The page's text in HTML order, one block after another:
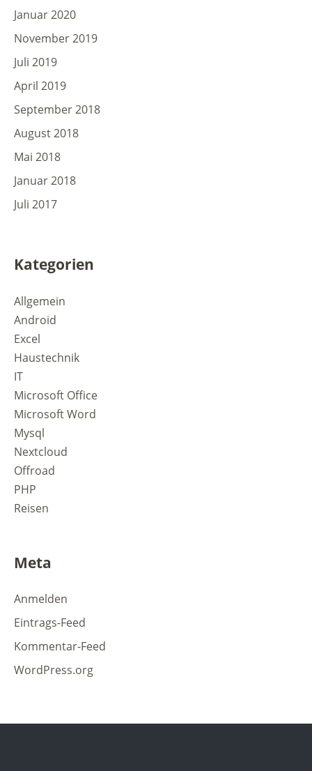
Januar 2020
November 2019
Juli 2019
April 2019
September 2018
August 2018
Mai 2018
Januar 2018
Juli 2017
Kategorien
Allgemein
Android
Excel
Haustechnik
IT
Microsoft Office
Microsoft Word
Mysql
Nextcloud
Offroad
PHP
Reisen
Meta
Anmelden
Eintrags-Feed
Kommentar-Feed
WordPress.org